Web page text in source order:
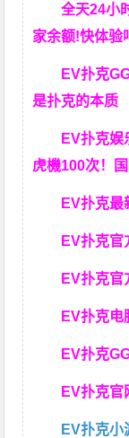
全天24小
家余额!快体验
EV扑克
是扑克的本质
EV扑克娱
虎機100次！
EV扑克最
EV扑克官
EV扑克官
EV扑克电
EV扑克
EV扑克官
EV扑克小